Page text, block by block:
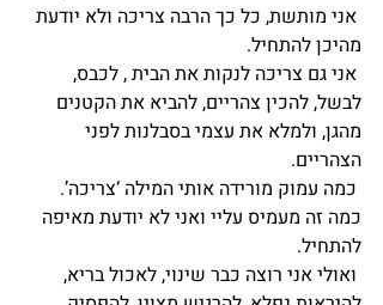
אני מותשת, כל כך הרבה צריכה ולא יודעת
מהיכן להתחיל.
אני גם צריכה לנקות את הבית , לכבס,
לבשל, להכין צהריים, להביא את הקטנים
מהגן, ולמלא את עצמי בסבלנות לפני
הצהריים.
כמה עמוק מורידה אותי המילה ‘צריכה’.
כמה זה מעמיס עליי ואני לא יודעת מאיפה
להתחיל.
ואולי אני רוצה כבר שינוי, לאכול בריא,